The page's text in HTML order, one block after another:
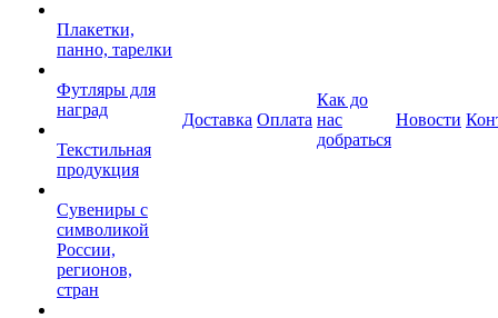
Плакетки,
панно, тарелки
Футляры для
наград
Текстильная
продукция
Сувениры с
символикой
России,
регионов,
стран
Доставка Оплата
Как до
нас
добраться
Новости